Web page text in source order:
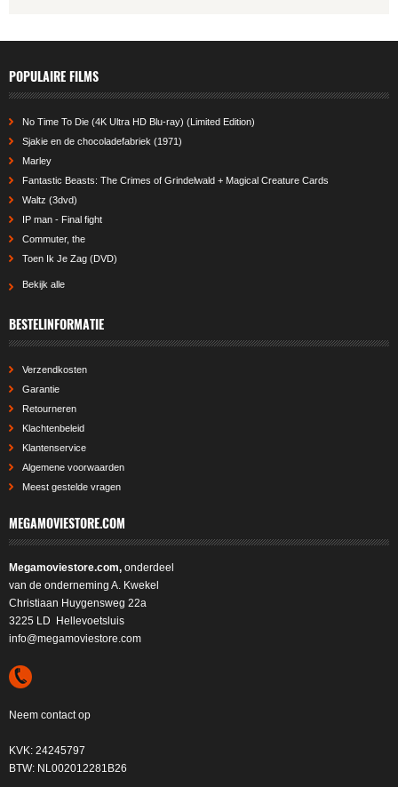
POPULAIRE FILMS
No Time To Die (4K Ultra HD Blu-ray) (Limited Edition)
Sjakie en de chocoladefabriek (1971)
Marley
Fantastic Beasts: The Crimes of Grindelwald + Magical Creature Cards
Waltz (3dvd)
IP man - Final fight
Commuter, the
Toen Ik Je Zag (DVD)
Bekijk alle
BESTELINFORMATIE
Verzendkosten
Garantie
Retourneren
Klachtenbeleid
Klantenservice
Algemene voorwaarden
Meest gestelde vragen
MEGAMOVIESTORE.COM
Megamoviestore.com, onderdeel
van de onderneming A. Kwekel
Christiaan Huygensweg 22a
3225 LD Hellevoetsluis
info@megamoviestore.com
Neem contact op
KVK: 24245797
BTW: NL002012281B26